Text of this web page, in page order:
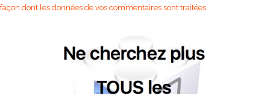
façon dont les données de vos commentaires sont traitées